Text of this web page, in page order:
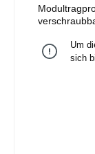
120) mit
Um
sich